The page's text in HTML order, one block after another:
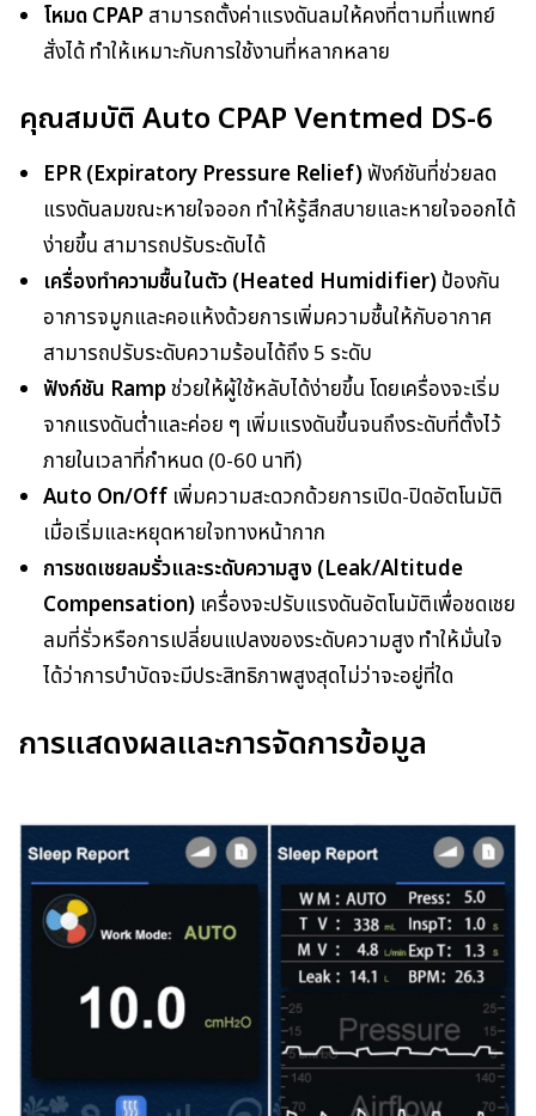
โหมด CPAPสามารถตั้งค่าแรงดันลมให้คงที่ตามที่แพทย์
สั่งได้ ทำให้เหมาะกับการใช้งานที่หลากหลาย
คุณสมบัติ Auto CPAP Ventmed DS-6
EPR (Expiratory Pressure Relief)ฟังก์ชันที่ช่วยลด
แรงดันลมขณะหายใจออก ทำให้รู้สึกสบายและหายใจออกได้
ง่ายขึ้น สามารถปรับระดับได้
เครื่องทำความชื้นในตัว (Heated Humidifier)ป้องกัน
อาการจมูกและคอแห้งด้วยการเพิ่มความชื้นให้กับอากาศ
สามารถปรับระดับความร้อนได้ถึง 5 ระดับ
ฟังก์ชัน Rampช่วยให้ผู้ใช้หลับได้ง่ายขึ้น โดยเครื่องจะเริ่ม
จากแรงดันต่ำและค่อย ๆ เพิ่มแรงดันขึ้นจนถึงระดับที่ตั้งไว้
ภายในเวลาที่กำหนด (0-60 นาที)
Auto On/Off เพิ่มความสะดวกด้วยการเปิด-ปิดอัตโนมัติ
เมื่อเริ่มและหยุดหายใจทางหน้ากาก
การชดเชยลมรั่วและระดับความสูง (Leak/Altitude
Compensation) เครื่องจะปรับแรงดันอัตโนมัติเพื่อชดเชย
ลมที่รั่วหรือการเปลี่ยนแปลงของระดับความสูง ทำให้มั่นใจ
ได้ว่าการบำบัดจะมีประสิทธิภาพสูงสุดไม่ว่าจะอยู่ที่ใด
การแสดงผลและการจัดการข้อมูล